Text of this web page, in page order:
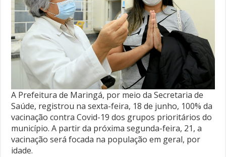
A Prefeitura de Maringá, por meio da Secretaria de
Saúde, registrou na sexta-feira, 18 de junho, 100% da
vacinação contra Covid-19 dos grupos prioritários do
município. A partir da próxima segunda-feira, 21, a
vacinação será focada na população em geral, por
idade.